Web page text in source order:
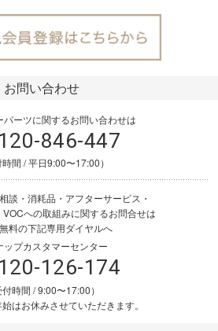
お問い合わせ
パーツに関するお問い合わせは
846-447
時間 / 平日9:00〜17:00）
談・消耗品・アフターサービス・
への取組みに関するお問合せは
料の下記専用ダイヤルへ
ップカスタマーセンター
126-174
付時間 / 9:00〜17:00）
はお休みさせていただきます。